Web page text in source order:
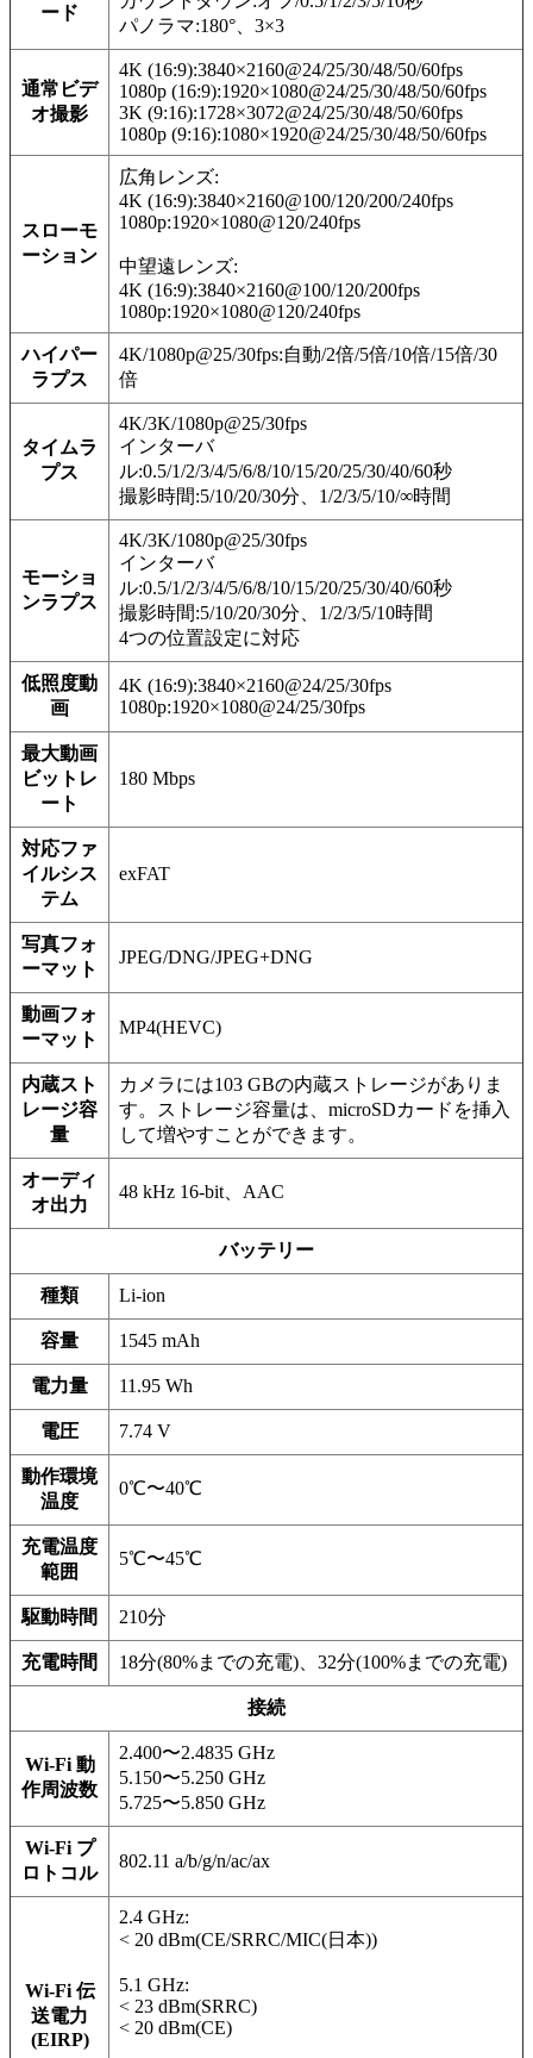
ード
パノラマ:180°、3×3
通常ビデ
オ撮影
4K (16:9):3840×2160@24/25/30/48/50/60fps
1080p (16:9):1920×1080@24/25/30/48/50/60fps
3K (9:16):1728×3072@24/25/30/48/50/60fps
1080p (9:16):1080×1920@24/25/30/48/50/60fps
スローモ
ーション
広角レンズ:
4K (16:9):3840×2160@100/120/200/240fps
1080p:1920×1080@120/240fps
中望遠レンズ:
4K (16:9):3840×2160@100/120/200fps
1080p:1920×1080@120/240fps
ハイパー
ラプス
4K/1080p@25/30fps:自動/2倍/5倍/10倍/15倍/30
倍
タイムラ
プス
4K/3K/1080p@25/30fps
インターバ
ル:0.5/1/2/3/4/5/6/8/10/15/20/25/30/40/60秒
撮影時間:5/10/20/30分、1/2/3/5/10/∞時間
モーショ
ンラプス
4K/3K/1080p@25/30fps
インターバ
ル:0.5/1/2/3/4/5/6/8/10/15/20/25/30/40/60秒
撮影時間:5/10/20/30分、1/2/3/5/10時間
4つの位置設定に対応
低照度動
画
4K (16:9):3840×2160@24/25/30fps
1080p:1920×1080@24/25/30fps
最大動画
ビットレ
ート
180 Mbps
対応ファ
イルシス
テム
exFAT
写真フォ
ーマット
JPEG/DNG/JPEG+DNG
動画フォ
ーマット
MP4(HEVC)
内蔵スト
レージ容
量
カメラには103 GBの内蔵ストレージがありま
す。ストレージ容量は、microSDカードを挿入
して増やすことができます。
オーディ
オ出力
48 kHz 16-bit、AAC
バッテリー
種類 Li-ion
容量 1545 mAh
電力量 11.95 Wh
電圧 7.74 V
動作環境
温度
0℃〜40℃
充電温度
範囲
5℃〜45℃
駆動時間 210分
充電時間 18分(80%までの充電)、32分(100%までの充電)
接続
Wi-Fi 動
作周波数
2.400〜2.4835 GHz
5.150〜5.250 GHz
5.725〜5.850 GHz
Wi-Fi プ
ロトコル
802.11 a/b/g/n/ac/ax
Wi-Fi 伝
送電力
(EIRP)
2.4 GHz:
< 20 dBm(CE/SRRC/MIC(日本))
5.1 GHz:
< 23 dBm(SRRC)
< 20 dBm(CE)